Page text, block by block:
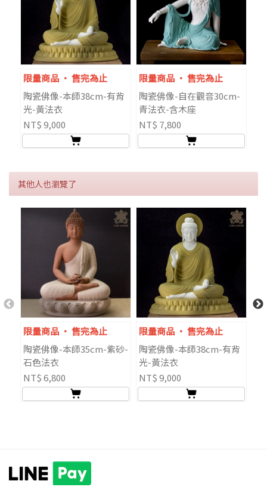
限量商品 ‧ 售完為止
陶瓷佛像-本師38cm-有背
光-黃法衣
NT$ 9,000
限量商品 ‧ 售完為止
陶瓷佛像-自在觀音30cm-
青法衣-含木座
NT$ 7,800
其他人也瀏覽了
限量商品 ‧ 售完為止
陶瓷佛像-本師35cm-紫砂-
石色法衣
NT$ 6,800
限量商品 ‧ 售完為止
陶瓷佛像-本師38cm-有背
光-黃法衣
NT$ 9,000